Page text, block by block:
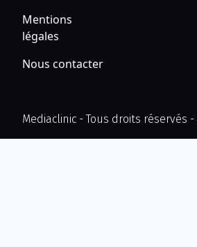
Mentions
légales
Nous contacter
Mediaclinic - Tous droits réservés